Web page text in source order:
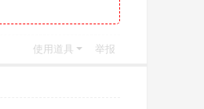
使用道具 举报